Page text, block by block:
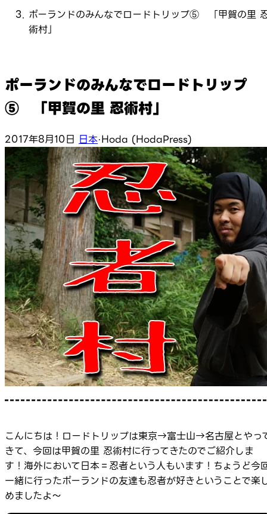
ポーランドのみんなでロードトリップ⑤ 「甲賀の里
術村」
ポーランドのみんなでロードトリップ
⑤ 「甲賀の里 忍術村」
2017年8月10日 日本·Hoda (HodaPress)
こんにちは！ロードトリップは東京→富士山→名古屋とやっ
きて、今回は甲賀の里 忍術村に行ってきたのでご紹介しま
す！海外において日本＝忍者という人もいます！ちょうど今
一緒に行ったポーランドの友達も忍者が好きということで楽
めましたよ～